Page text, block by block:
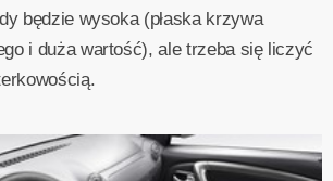
będzie wysoka (płaska krzywa
i duża wartość), ale trzeba się liczyć